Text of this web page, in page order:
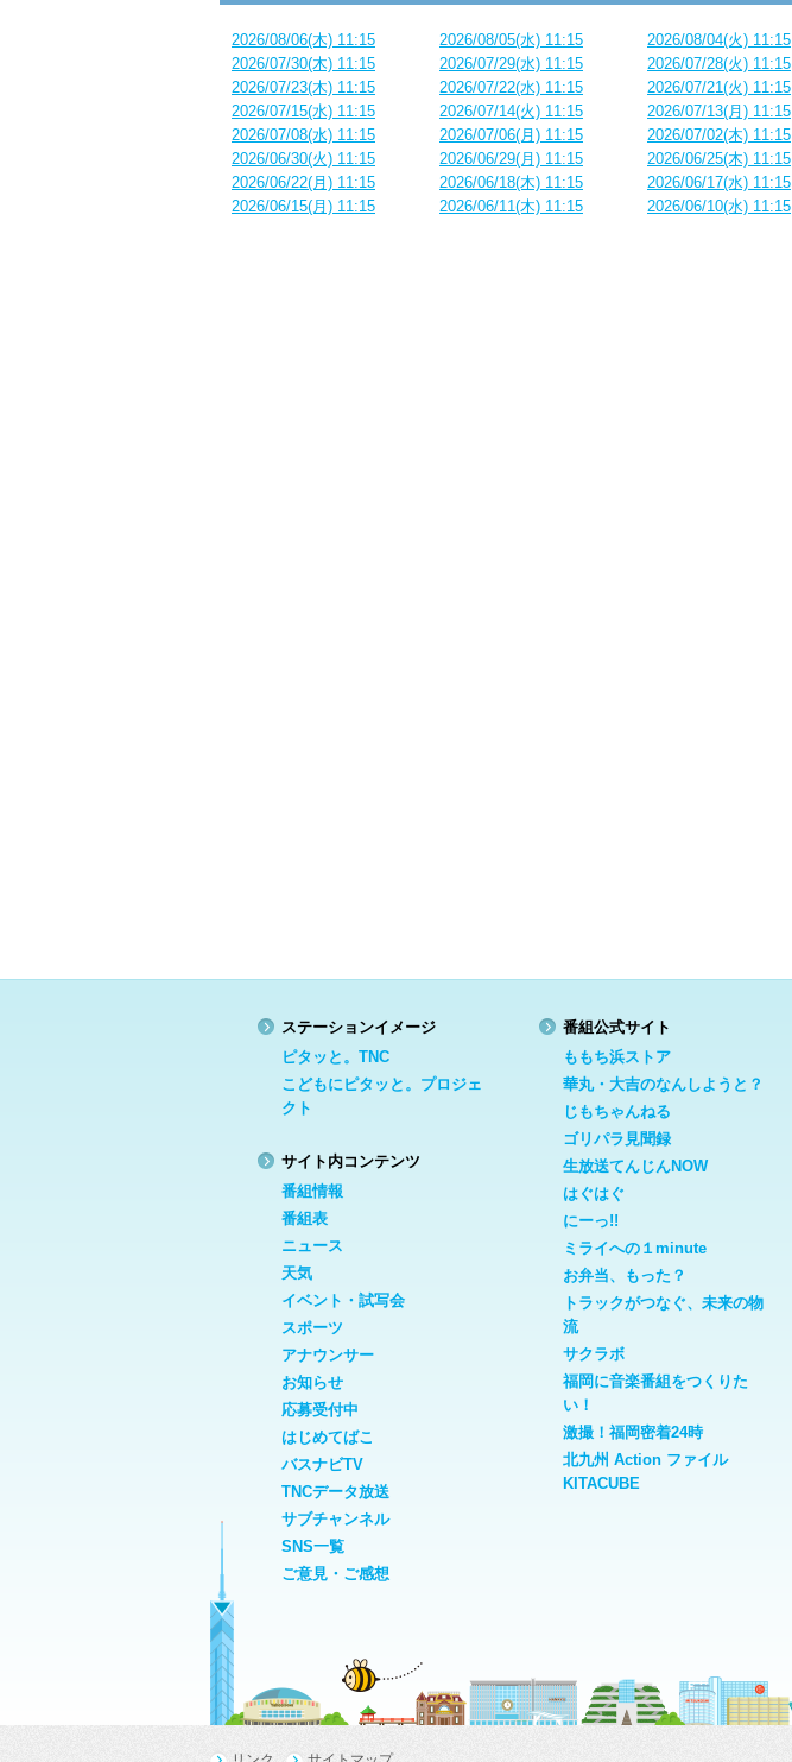
2026/08/06(木) 11:15 2026/08/05(水) 11:15 2026/08/04(火) 11:15
2026/07/30(木) 11:15
2026/07/29(水) 11:15 2026/07/28(火) 11:15
2026/07/23(木) 11:15
2026/07/22(水) 11:15 2026/07/21(火) 11:15
2026/07/15(水) 11:15
2026/07/14(火) 11:15 2026/07/13(月) 11:15
2026/07/08(水) 11:15
2026/07/06(月) 11:15 2026/07/02(木) 11:15
2026/06/30(火) 11:15
2026/06/29(月) 11:15 2026/06/25(木) 11:15
2026/06/22(月) 11:15
2026/06/18(木) 11:15 2026/06/17(水) 11:15
2026/06/15(月) 11:15
2026/06/11(木) 11:15 2026/06/10(水) 11:15
ステーションイメージ
ピタッと。TNC
こどもにピタッと。プロジェ
クト
サイト内コンテンツ
番組情報
番組表
ニュース
天気
イベント・試写会
スポーツ
アナウンサー
お知らせ
応募受付中
はじめてばこ
バスナビTV
TNCデータ放送
サブチャンネル
SNS一覧
ご意見・ご感想
番組公式サイト
ももち浜ストア
華丸・大吉のなんしようと？
じもちゃんねる
ゴリパラ見聞録
生放送てんじんNOW
はぐはぐ
にーっ!!
ミライへの１minute
お弁当、もった？
トラックがつなぐ、未来の物
流
サクラボ
福岡に音楽番組をつくりた
い！
激撮！福岡密着24時
北九州 Action ファイル
KITACUBE